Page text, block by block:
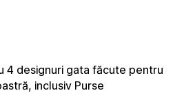
4 designuri gata făcute pentru
inclusiv Purse